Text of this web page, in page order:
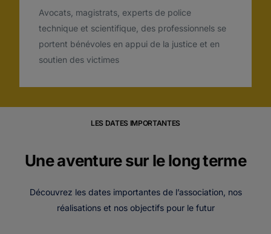
Avocats, magistrats, experts de police
technique et scientifique, des professionnels se
portent bénévoles en appui de la justice et en
soutien des victimes
LES DATES IMPORTANTES
Une aventure sur le long terme
Découvrez les dates importantes de l’association, nos
réalisations et nos objectifs pour le futur